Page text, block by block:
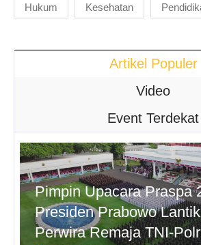
Hukum Kesehatan
Artikel Populer
Video
Event Terdekat
Pimpin Upacara Praspa
Presiden Prabowo
Perwira Remaja TNI-